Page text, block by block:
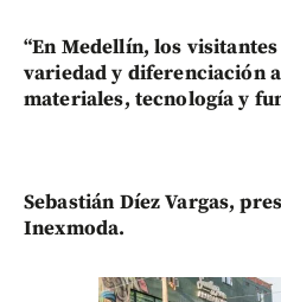
“En Medellín, los
variedad y diferenciación
materiales, tecnología y
Sebastián Díez Vargas,
Inexmoda.